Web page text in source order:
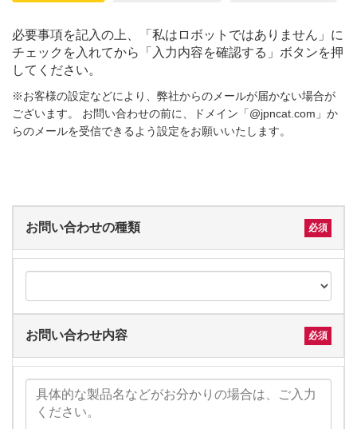
必要事項を記入の上、「私はロボットではありません」に
チェックを入れてから「入力内容を確認する」ボタンを押
してください。
※お客様の設定などにより、弊社からのメールが届かない場合が
ございます。 お問い合わせの前に、ドメイン「@jpncat.com」か
らのメールを受信できるよう設定をお願いいたします。
お問い合わせの種類
お問い合わせ内容